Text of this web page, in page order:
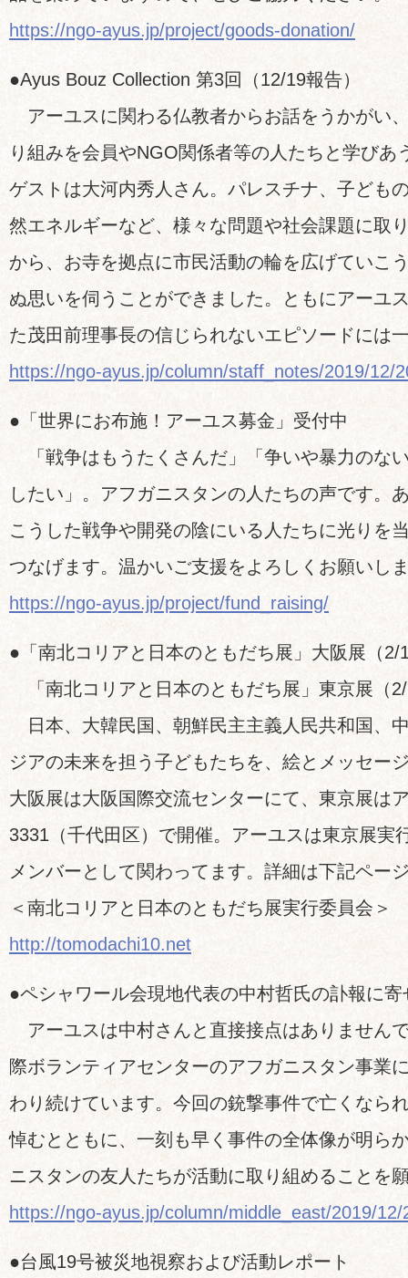
https://ngo-ayus.jp/project/goods-donation/
●Ayus Bouz Collection 第3回（12/19報告）
アーユスに関わる仏教者からお話をうかがい
り組みを会員やNGO関係者等の人たちと学びあ
ゲストは大河内秀人さん。パレスチナ、子ども
然エネルギーなど、様々な問題や社会課題に取
から、お寺を拠点に市民活動の輪を広げていこ
ぬ思いを伺うことができました。ともにアーユ
た茂田前理事長の信じられないエピソードには
https://ngo-ayus.jp/column/staff_notes/2019/12/
●「世界にお布施！アーユス募金」受付中
「戦争はもうたくさんだ」「争いや暴力のな
したい」。アフガニスタンの人たちの声です。
こうした戦争や開発の陰にいる人たちに光りを
つなげます。温かいご支援をよろしくお願いし
https://ngo-ayus.jp/project/fund_raising/
●「南北コリアと日本のともだち展」大阪展（2/
「南北コリアと日本のともだち展」東京展（
日本、大韓民国、朝鮮民主主義人民共和国、
ジアの未来を担う子どもたちを、絵とメッセー
大阪展は大阪国際交流センターにて、東京展は
3331（千代田区）で開催。アーユスは東京展実
メンバーとして関わってます。詳細は下記ペー
＜南北コリアと日本のともだち展実行委員会＞
http://tomodachi10.net
●ペシャワール会現地代表の中村哲氏の訃報に寄
アーユスは中村さんと直接接点はありません
際ボランティアセンターのアフガニスタン事業
わり続けています。今回の銃撃事件で亡くなら
悼むとともに、一刻も早く事件の全体像が明ら
ニスタンの友人たちが活動に取り組めることを
https://ngo-ayus.jp/column/middle_east/2019/
●台風19号被災地視察および活動レポート